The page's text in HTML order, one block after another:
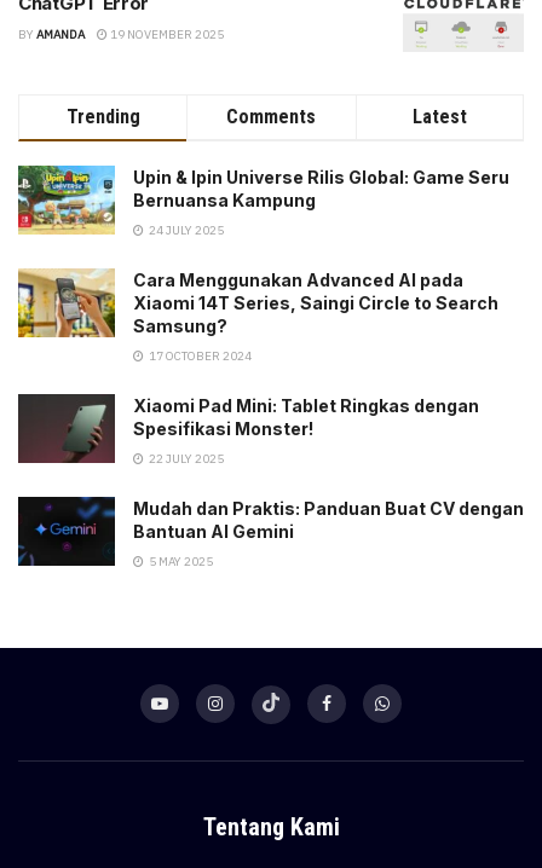
BY AMANDA 19 NOVEMBER 2025
Trending Comments Latest
Upin & Ipin Universe Rilis Global: Game Seru
Bernuansa Kampung
24 JULY 2025
Cara Menggunakan Advanced AI pada
Xiaomi 14T Series, Saingi Circle to Search
Samsung?
17 OCTOBER 2024
Xiaomi Pad Mini: Tablet Ringkas dengan
Spesifikasi Monster!
22 JULY 2025
Mudah dan Praktis: Panduan Buat CV dengan
Bantuan AI Gemini
5 MAY 2025
Tentang Kami